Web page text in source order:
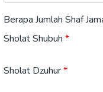
Berapa Jumlah Shaf
Sholat Shubuh
Sholat Dzuhur